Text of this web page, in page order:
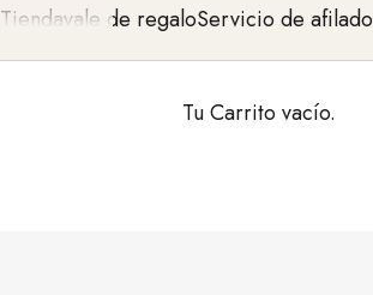
Tiendavale de regaloServicio de afilado
Tu Carrito vacío.